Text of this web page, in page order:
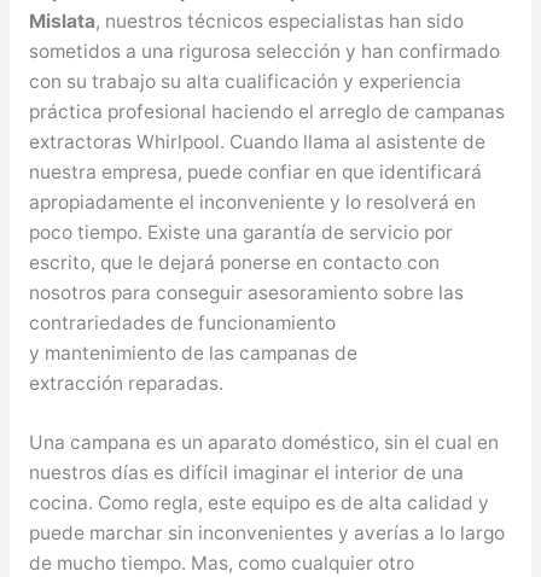
Mislata, nuestros técnicos especialistas han sido
sometidos a una rigurosa selección y han confirmado
con su trabajo su alta cualificación y experiencia
práctica profesional haciendo el arreglo de campanas
extractoras Whirlpool. Cuando llama al asistente de
nuestra empresa, puede confiar en que identificará
apropiadamente el inconveniente y lo resolverá en
poco tiempo. Existe una garantía de servicio por
escrito, que le dejará ponerse en contacto con
nosotros para conseguir asesoramiento sobre las
contrariedades de funcionamiento
y mantenimiento de las campanas de
extracción reparadas.
Una campana es un aparato doméstico, sin el cual en
nuestros días es difícil imaginar el interior de una
cocina. Como regla, este equipo es de alta calidad y
puede marchar sin inconvenientes y averías a lo largo
de mucho tiempo. Mas, como cualquier otro